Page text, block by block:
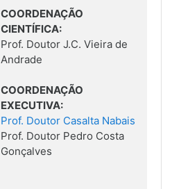
COORDENAÇÃO
CIENTÍFICA:
Prof. Doutor J.C. Vieira de
Andrade
COORDENAÇÃO
EXECUTIVA:
Prof. Doutor Casalta Nabais
Prof. Doutor Pedro Costa
Gonçalves